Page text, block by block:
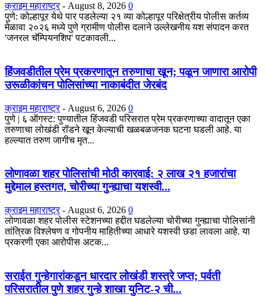
क्राइम महाराष्ट्र - August 8, 2026 0
पुणे: कोल्हापूर येथे पार पडलेल्या २१ व्या कोल्हापूर परिक्षेत्रीय पोलीस कर्तव्य
मेळावा २०२६ मध्ये पुणे ग्रामीण पोलीस दलाने उल्लेखनीय यश संपादन करत
'जनरल चॅम्पियनशिप' पटकावली...
हिंजवडीतील प्रेम प्रकरणातून तरुणाचा खून; पळून जाणारा आरोपी
उरूळीकांचन पोलिसांच्या नाकाबंदीत जेरबंद
क्राइम महाराष्ट्र - August 6, 2026 0
​पुणे | ६ ऑगस्ट: पुण्यातील हिंजवडी परिसरात प्रेम प्रकरणाच्या वादातून एका
तरुणाचा लोखंडी रॉडने खून केल्याची खळबळजनक घटना घडली आहे. या
हल्ल्यात तरुण जागीच मृत...
लोणावळा शहर पोलिसांची मोठी कारवाई: २ लाख २१ हजारांचा
मुद्देमाल हस्तगत, चोरीच्या गुन्ह्याचा यशस्वी...
क्राइम महाराष्ट्र - August 6, 2026 0
​लोणावळा शहर पोलीस स्टेशनच्या हद्दीत घडलेल्या चोरीच्या गुन्ह्याचा पोलिसांनी
तांत्रिक विश्लेषण व गोपनीय माहितीच्या आधारे यशस्वी छडा लावला आहे. या
प्रकरणी एका आरोपीस अटक...
सराईत गुन्हेगारांकडून धारदार लोखंडी शस्त्रे जप्त; पर्वती
परिसरातील पुणे शहर गुन्हे शाखा युनिट-२ ची...